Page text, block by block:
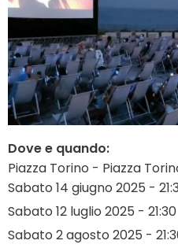
Dove e quando:
Piazza Torino - Piazza
Sabato 14 giugno 2025 -
Sabato 12 luglio 2025 - 21:30
Sabato 2 agosto 2025 -